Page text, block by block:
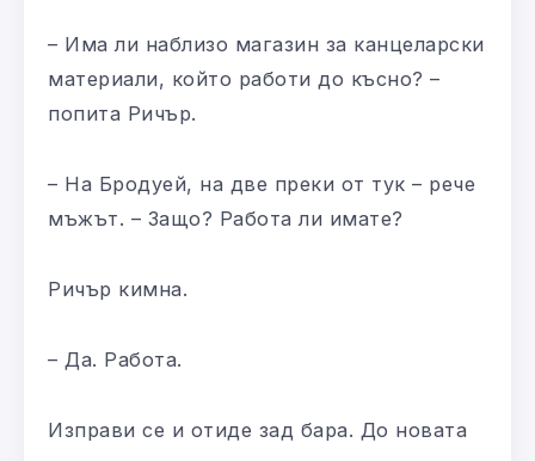
– Има ли наблизо магазин за канцеларски
материали, който работи до късно? –
попита Ричър.
– На Бродуей, на две преки от тук – рече
мъжът. – Защо? Работа ли имате?
Ричър кимна.
– Да. Работа.
Изправи се и отиде зад бара. До новата